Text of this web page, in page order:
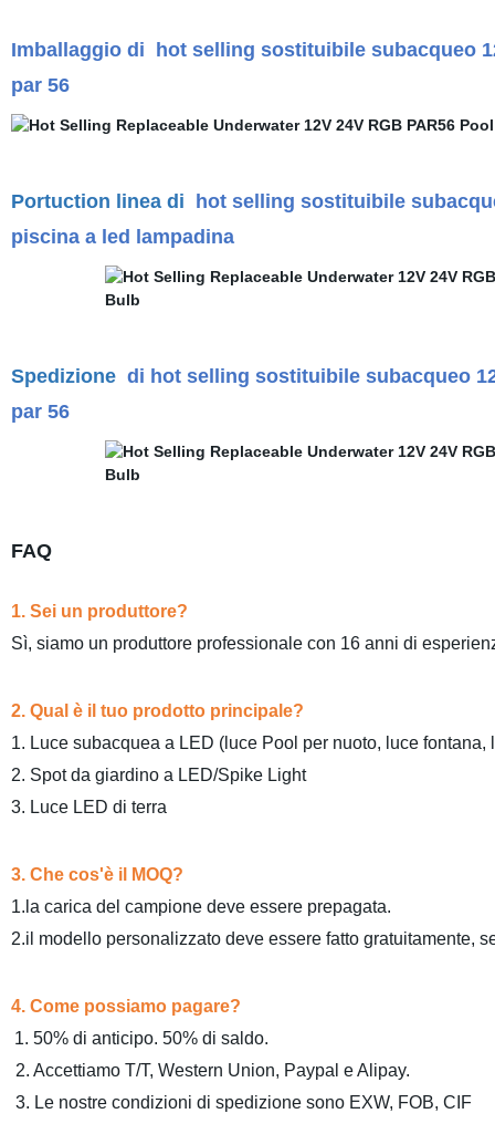
Imballaggio di
hot selling sostituibile subacqueo
par 56
Portuction linea di
hot selling sostituibile
piscina a led lampadina
Spedizione di hot selling sostituibile subacqueo
par 56
FAQ
1. Sei un produttore?
Sì, siamo un produttore professionale con 16 anni di
2. Qual è il tuo prodotto principale?
1. Luce subacquea a LED (luce Pool per nuoto, luce fontana,
2. Spot da giardino a LED/Spike Light
3. Luce LED di terra
3. Che cos'è il MOQ?
1.la carica del campione deve essere prepagata.
2.il modello personalizzato deve essere fatto gratuitamente,
4. Come possiamo pagare?
1. 50% di anticipo. 50% di saldo.
2. Accettiamo T/T, Western Union, Paypal e Alipay.
3. Le nostre condizioni di spedizione sono EXW, FOB, CIF